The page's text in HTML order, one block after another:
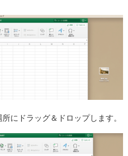
にドラッグ＆ドロップします。